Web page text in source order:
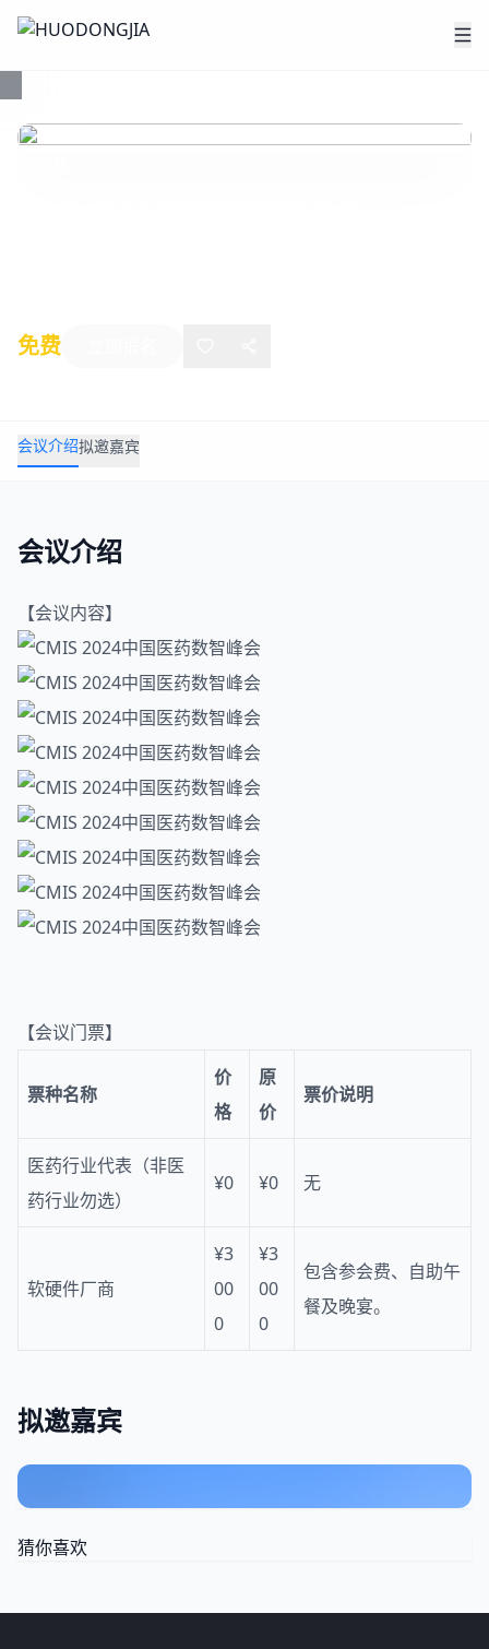
免费
会议介绍拟邀嘉宾
会议介绍
【会议内容】
【会议门票】
票种名称
价
格
原
价
票价说明
医药行业代表（非医
药行业勿选）
¥0 ¥0 无
软硬件厂商
¥3
00
0
¥3
00
0
包含参会费、自助午
餐及晚宴。
拟邀嘉宾
猜你喜欢